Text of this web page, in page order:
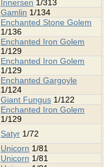
Innersen 1/313
Gamlin 1/134
Enchanted Stone Golem
1/136
Enchanted Iron Golem
1/129
Enchanted Iron Golem
1/129
Enchanted Gargoyle
1/124
Giant Fungus 1/122
Enchanted Iron Golem
1/129
Satyr 1/72
Unicorn 1/81
Unicorn 1/81